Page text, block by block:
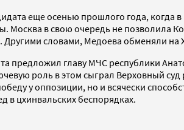
еще осенью прошлого года,
Москва в свою очередь не позволила
словами, Медоева обменяли на
предложил главу МЧС республики
роль в этом сыграл Верховный
у оппозиции, но и всячески
в цхинвальских беспорядках.